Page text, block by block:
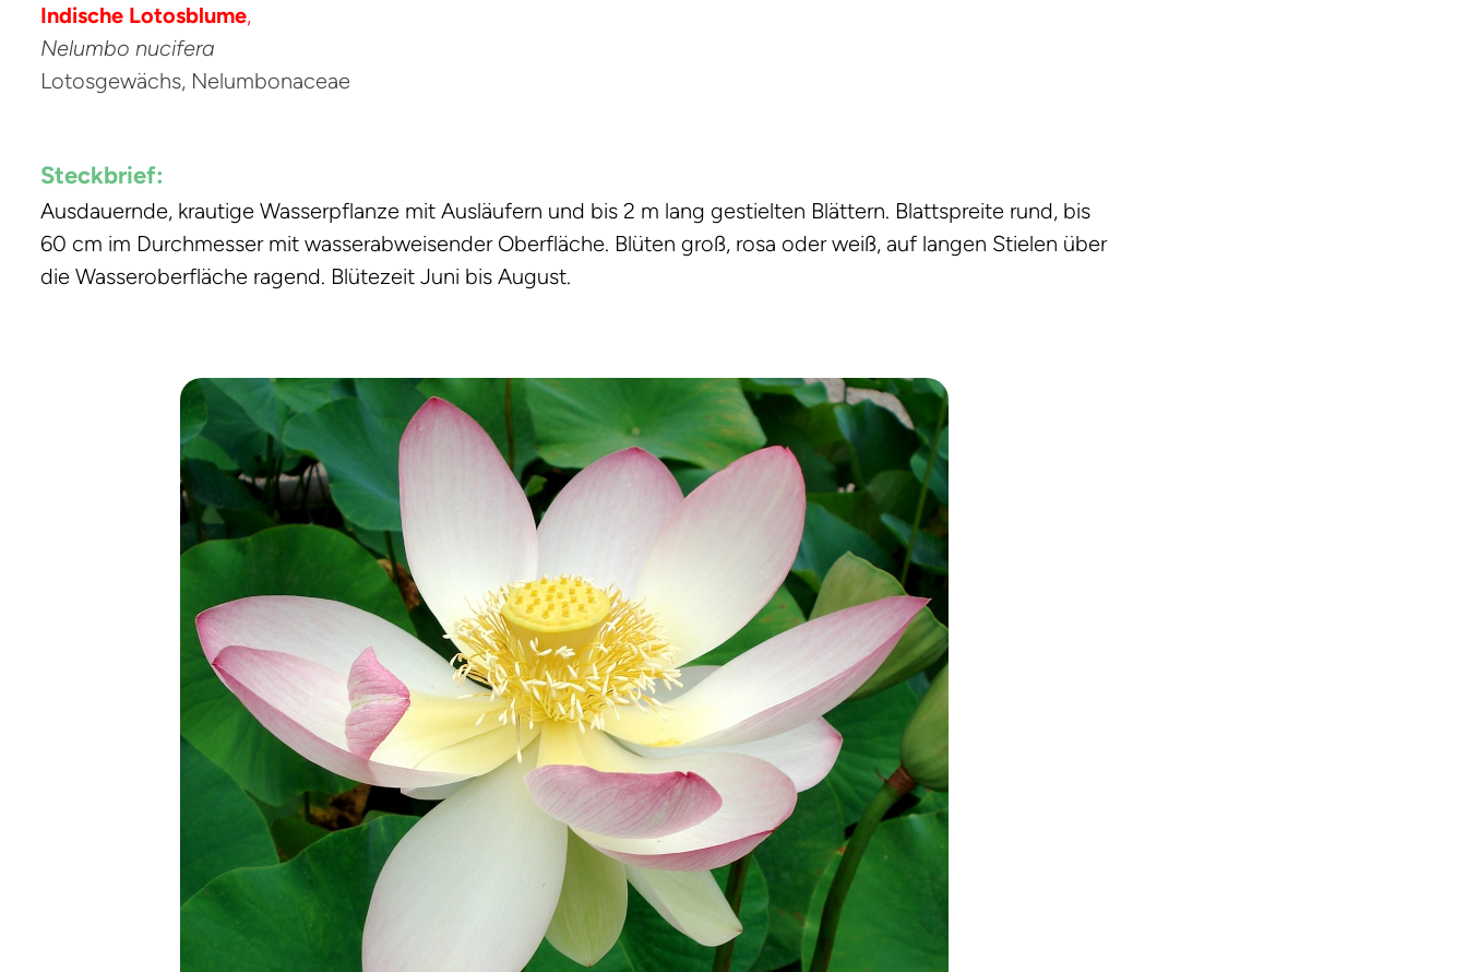
Indische Lotosblume,
Nelumbo nucifera
Lotosgewächs, Nelumbonaceae
Steckbrief:
Ausdauernde, krautige Wasserpflanze mit Ausläufern und bis 2 m lang gestielten Blättern. Blattspreite rund, bis
60 cm im Durchmesser mit wasserabweisender Oberfläche. Blüten groß, rosa oder weiß, auf langen Stielen über
die Wasseroberfläche ragend. Blütezeit Juni bis August.